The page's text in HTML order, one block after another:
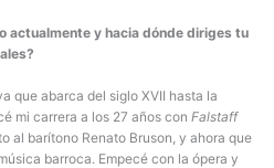
actualmente y hacia dónde diriges tu
que abarca del siglo XVII hasta la
mi carrera a los 27 años con Falstaff
al barítono Renato Bruson, y ahora que
barroca. Empecé con la ópera y